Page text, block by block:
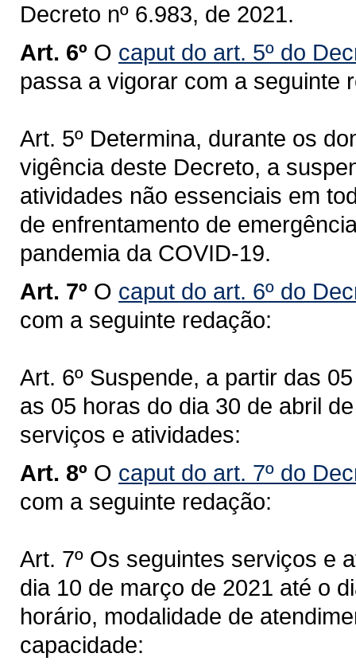
Decreto nº 6.983, de 2021.
Art. 6º O caput do art. 5º do
passa a vigorar com a seguinte
Art. 5º Determina, durante os
vigência deste Decreto, a
atividades não essenciais em
de enfrentamento de
pandemia da COVID-19.
Art. 7º O caput do art. 6º do
com a seguinte redação:
Art. 6º Suspende, a partir das
as 05 horas do dia 30 de abril
serviços e atividades:
Art. 8º O caput do art. 7º do
com a seguinte redação:
Art. 7º Os seguintes serviços e
dia 10 de março de 2021 até o
horário, modalidade de
capacidade: